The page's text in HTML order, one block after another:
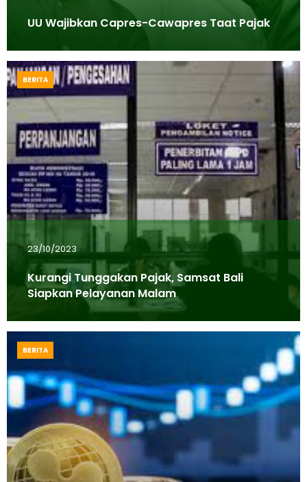
UU Wajibkan Capres-Cawapres Taat Pajak
23/10/2023
Kurangi Tunggakan Pajak, Samsat Bali
Siapkan Pelayanan Malam
BERITA
BERITA